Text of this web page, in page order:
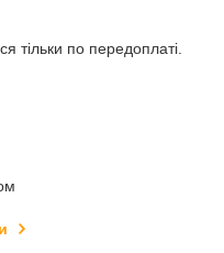
тільки по передоплаті.